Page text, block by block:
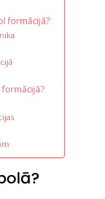
formācijā?